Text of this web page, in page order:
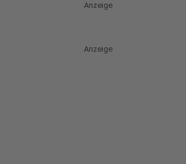
Anzeige
Anzeige